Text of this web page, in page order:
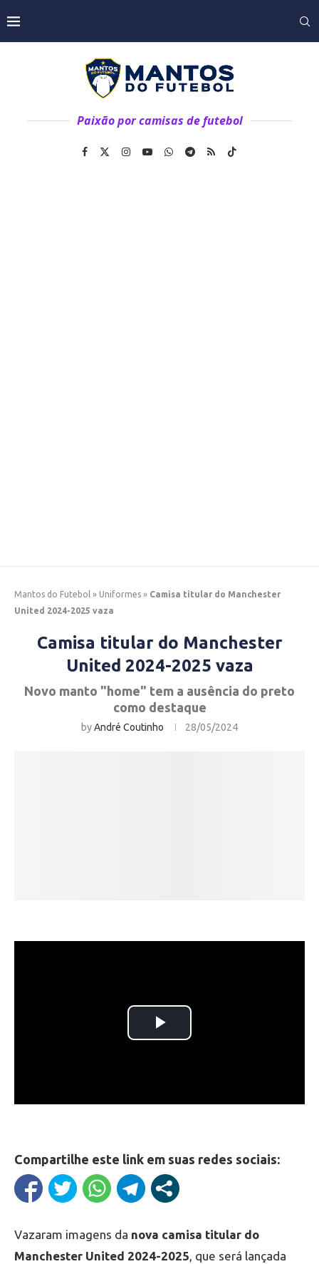
Paixão por camisas de futebol
Mantos do Futebol » Uniformes » Camisa titular do Manchester
United 2024-2025 vaza
Camisa titular do Manchester
United 2024-2025 vaza
Novo manto "home" tem a ausência do preto
como destaque
byAndré Coutinho 28/05/2024
Compartilhe este link em suas redes sociais:
Vazaram imagens da nova camisa titular do
Manchester United 2024-2025, que será lançada